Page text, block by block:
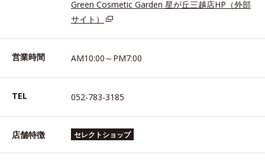
Green Cosmetic Garden 星が丘三越店HP（外部
サイト）
営業時間 AM10:00～PM7:00
TEL 052-783-3185
店舗特徴 セレクトショップ